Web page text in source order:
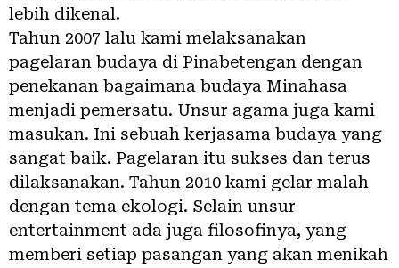
lebih dikenal.
Tahun 2007 lalu kami melaksanakan
pagelaran budaya di Pinabetengan dengan
penekanan bagaimana budaya Minahasa
menjadi pemersatu. Unsur agama juga kami
masukan. Ini sebuah kerjasama budaya yang
sangat baik. Pagelaran itu sukses dan terus
dilaksanakan. Tahun 2010 kami gelar malah
dengan tema ekologi. Selain unsur
entertainment ada juga filosofinya, yang
memberi setiap pasangan yang akan menikah